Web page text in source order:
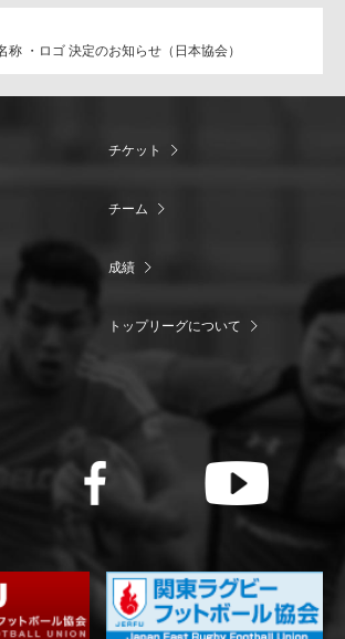
称 ・ロゴ 決定のお知らせ（日本協会）
チケット
チーム
成績
トップリーグについて